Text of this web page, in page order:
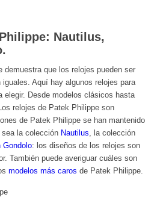
Nautilus,
demuestra que los relojes pueden ser
Aquí hay algunos relojes para
elegir. Desde modelos clásicos hasta
relojes de Patek Philippe son
de Patek Philippe se han mantenido
la colección Nautilus, la colección
Gondolo: los diseños de los relojes son
También puede averiguar cuáles son
modelos más caros de Patek Philippe.